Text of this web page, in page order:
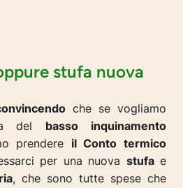
stufa nuova
che se vogliamo
del basso inquinamento
prendere il Conto termico
per una nuova stufae
, che sono tutte spese che